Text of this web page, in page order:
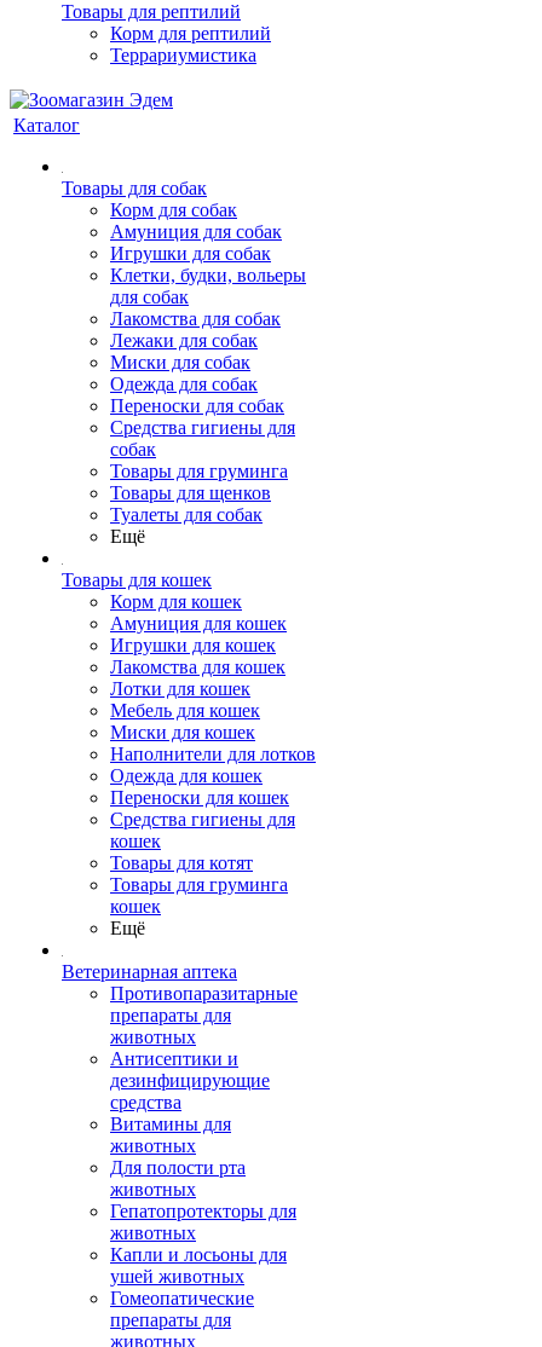
Товары для рептилий
Корм для рептилий
Террариумистика
Каталог
Товары для собак
Корм для собак
Амуниция для собак
Игрушки для собак
Клетки, будки, вольеры
для собак
Лакомства для собак
Лежаки для собак
Миски для собак
Одежда для собак
Переноски для собак
Средства гигиены для
собак
Товары для груминга
Товары для щенков
Туалеты для собак
Ещё
Товары для кошек
Корм для кошек
Амуниция для кошек
Игрушки для кошек
Лакомства для кошек
Лотки для кошек
Мебель для кошек
Миски для кошек
Наполнители для лотков
Одежда для кошек
Переноски для кошек
Средства гигиены для
кошек
Товары для котят
Товары для груминга
кошек
Ещё
Ветеринарная аптека
Противопаразитарные
препараты для
животных
Антисептики и
дезинфицирующие
средства
Витамины для
животных
Для полости рта
животных
Гепатопротекторы для
животных
Капли и лосьоны для
ушей животных
Гомеопатические
препараты для
животных